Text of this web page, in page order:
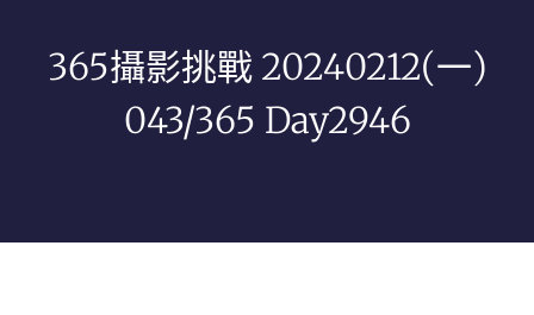
365攝影挑戰 20240212(一)
043/365 Day2946